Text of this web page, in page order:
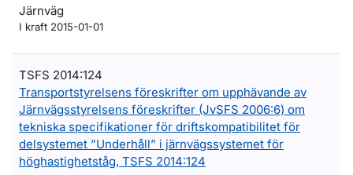
Järnväg
I kraft 2015-01-01
TSFS 2014:124
Transportstyrelsens föreskrifter om upphävande av
Järnvägsstyrelsens föreskrifter (JvSFS 2006:6) om
tekniska specifikationer för driftskompatibilitet för
delsystemet ”Underhåll” i järnvägssystemet för
höghastighetståg, TSFS 2014:124